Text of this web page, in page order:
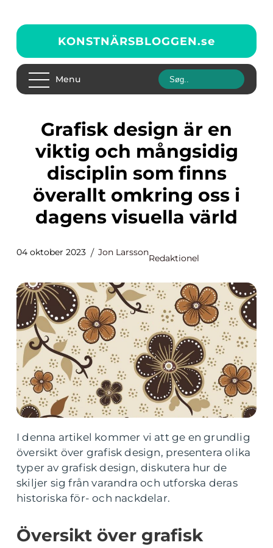
KONSTNÄRSBLOGGEN.se
Menu
Grafisk design är en
viktig och mångsidig
disciplin som finns
överallt omkring oss i
dagens visuella värld
04 oktober 2023 Jon Larsson
Redaktionel
I denna artikel kommer vi att ge en grundlig
översikt över grafisk design, presentera olika
typer av grafisk design, diskutera hur de
skiljer sig från varandra och utforska deras
historiska för- och nackdelar.
Översikt över grafisk